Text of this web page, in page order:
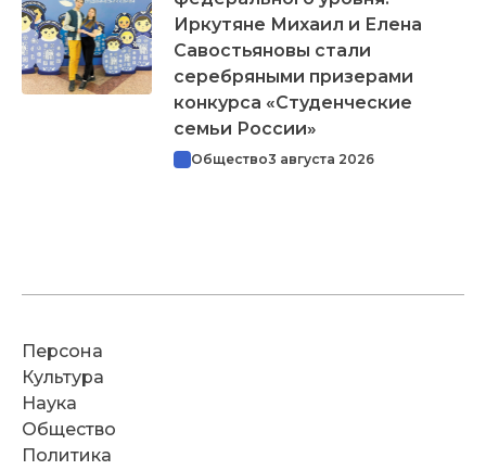
Иркутяне Михаил и Елена
Савостьяновы стали
серебряными призерами
конкурса «Студенческие
семьи России»
Общество3 августа 2026
Персона
Культура
Наука
Общество
Политика